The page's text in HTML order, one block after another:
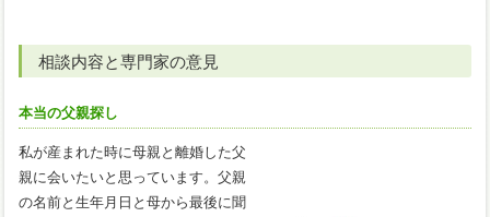
相談内容と専門家の意見
本当の父親探し
私が産まれた時に母親と離婚した父
親に会いたいと思っています。父親
の名前と生年月日と母から最後に聞